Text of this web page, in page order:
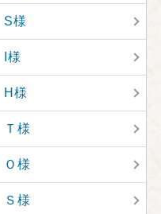
様
様
様
様
様
様